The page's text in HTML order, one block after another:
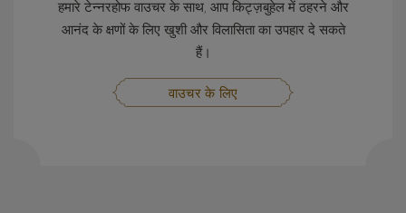
हमारे टेन्नरहोफ वाउचर के साथ, आप किट्ज़बुहेल में ठहरने और
आनंद के क्षणों के लिए खुशी और विलासिता का उपहार दे सकते
हैं।
वाउचर के लिए